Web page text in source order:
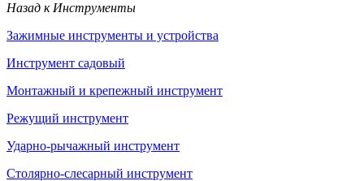
Назад к Инструменты
Зажимные инструменты и устройства
Инструмент садовый
Монтажный и крепежный инструмент
Режущий инструмент
Ударно-рычажный инструмент
Столярно-слесарный инструмент